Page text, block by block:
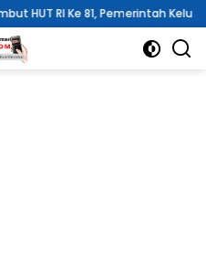
81, Pemerintah Kelurahan Wawali